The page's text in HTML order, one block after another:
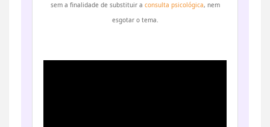
sem a finalidade de substituir a consulta psicológica, nem
esgotar o tema.